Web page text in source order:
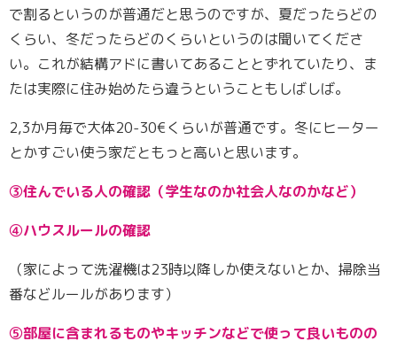
で割るというのが普通だと思うのですが、夏だったらどの
くらい、冬だったらどのくらいというのは聞いてくださ
い。これが結構アドに書いてあることとずれていたり、ま
たは実際に住み始めたら違うということもしばしば。
2,3か月毎で大体20-30€くらいが普通です。冬にヒーター
とかすごい使う家だともっと高いと思います。
③住んでいる人の確認（学生なのか社会人なのかなど）
④ハウスルールの確認
（家によって洗濯機は23時以降しか使えないとか、掃除当
番などルールがあります）
⑤部屋に含まれるものやキッチンなどで使って良いものの